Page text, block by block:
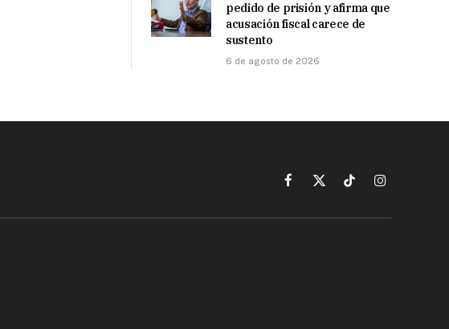
pedido de prisión y afirma que
acusación fiscal carece de
sustento
6 de agosto de 2026
Facebook
X
TikTokInstagram